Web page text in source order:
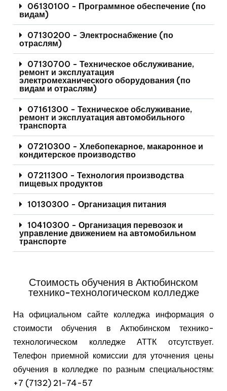
06130100 - Программное обеспечение (по
видам)
07130200 - Электроснабжение (по
отраслям)
07130700 - Техническое обслуживание,
ремонт и эксплуатация
электромеханического оборудования (по
видам и отраслям)
07161300 - Техническое обслуживание,
ремонт и эксплуатация автомобильного
транспорта
07210300 - Хлебопекарное, макаронное и
кондитерское производство
07211300 - Технология производства
пищевых продуктов
10130300 - Организация питания
10410300 - Организация перевозок и
управление движением на автомобильном
транспорте
Стоимость обучения в Актюбинском
технико-технологическом колледже
На официальном сайте колледжа информация о
стоимости обучения в Актюбинском технико-
технологическом колледже АТТК отсутствует.
Телефон приемной комиссии для уточнения цены
обучения в колледже по разным специальностям:
+7 (7132) 21-74-57